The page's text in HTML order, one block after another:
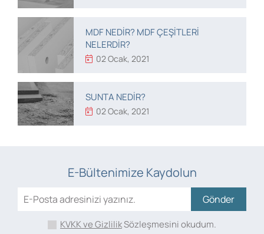
MDF NEDIR? MDF ÇEŞITLERI
NELERDIR?
02 Ocak, 2021
SUNTA NEDIR?
02 Ocak, 2021
E-Bültenimize Kaydolun
Gönder
KVKK ve GizlilikSözleşmesini okudum.